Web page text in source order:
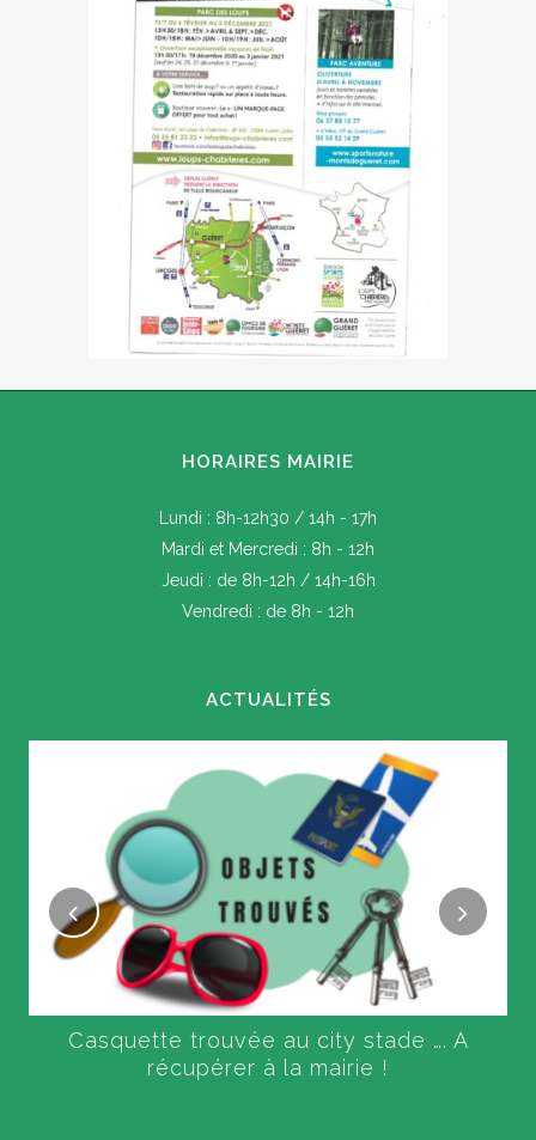
HORAIRES MAIRIE
Lundi : 8h-12h30 / 14h - 17h
Mardi et Mercredi : 8h - 12h
Jeudi : de 8h-12h / 14h-16h
Vendredi : de 8h - 12h
ACTUALITÉS
Casquette trouvée au city stade …. A
récupérer à la mairie !